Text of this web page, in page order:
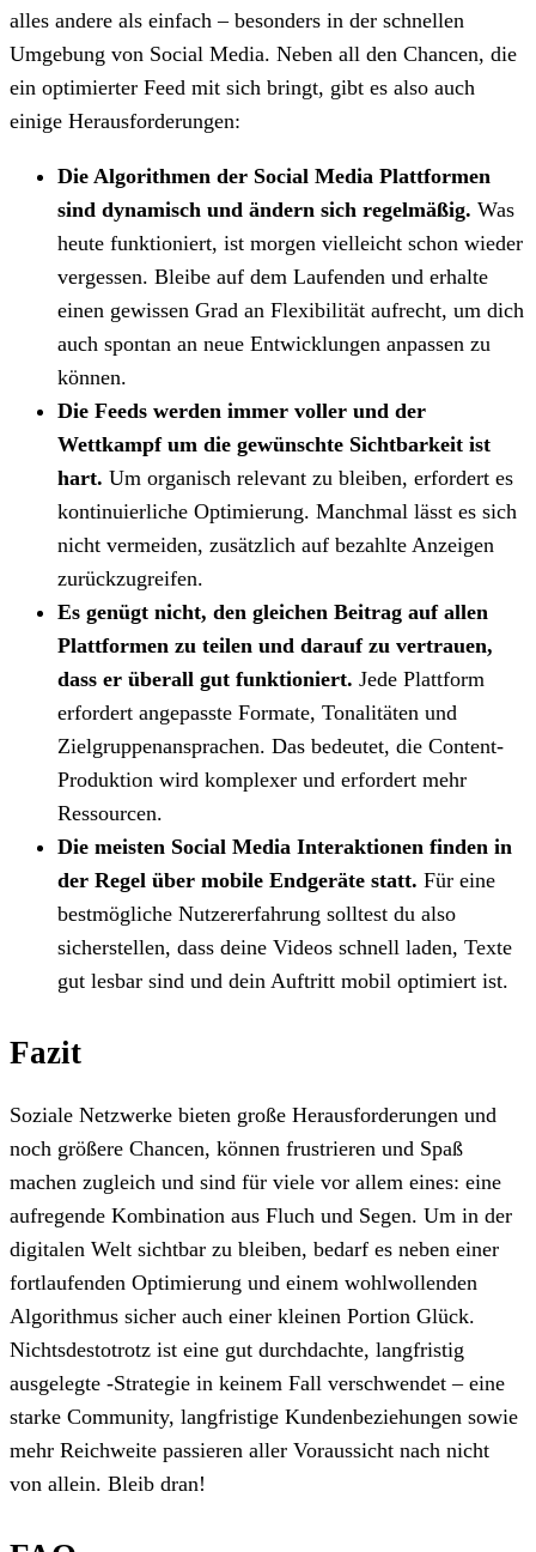
alles andere als einfach – besonders in der schnellen
Umgebung von Social Media. Neben all den Chancen, die
ein optimierter Feed mit sich bringt, gibt es also auch
einige Herausforderungen:
Die Algorithmen der Social Media Plattformen
sind dynamisch und ändern sich regelmäßig. Was
heute funktioniert, ist morgen vielleicht schon wieder
vergessen. Bleibe auf dem Laufenden und erhalte
einen gewissen Grad an Flexibilität aufrecht, um dich
auch spontan an neue Entwicklungen anpassen zu
können.
Die Feeds werden immer voller und der
Wettkampf um die gewünschte Sichtbarkeit ist
hart. Um organisch relevant zu bleiben, erfordert es
kontinuierliche Optimierung. Manchmal lässt es sich
nicht vermeiden, zusätzlich auf bezahlte Anzeigen
zurückzugreifen.
Es genügt nicht, den gleichen Beitrag auf allen
Plattformen zu teilen und darauf zu vertrauen,
dass er überall gut funktioniert. Jede Plattform
erfordert angepasste Formate, Tonalitäten und
Zielgruppenansprachen. Das bedeutet, die Content-
Produktion wird komplexer und erfordert mehr
Ressourcen.
Die meisten Social Media Interaktionen finden in
der Regel über mobile Endgeräte statt. Für eine
bestmögliche Nutzererfahrung solltest du also
sicherstellen, dass deine Videos schnell laden, Texte
gut lesbar sind und dein Auftritt mobil optimiert ist.
Fazit
Soziale Netzwerke bieten große Herausforderungen und
noch größere Chancen, können frustrieren und Spaß
machen zugleich und sind für viele vor allem eines: eine
aufregende Kombination aus Fluch und Segen. Um in der
digitalen Welt sichtbar zu bleiben, bedarf es neben einer
fortlaufenden Optimierung und einem wohlwollenden
Algorithmus sicher auch einer kleinen Portion Glück.
Nichtsdestotrotz ist eine gut durchdachte, langfristig
ausgelegte -Strategie in keinem Fall verschwendet – eine
starke Community, langfristige Kundenbeziehungen sowie
mehr Reichweite passieren aller Voraussicht nach nicht
von allein. Bleib dran!